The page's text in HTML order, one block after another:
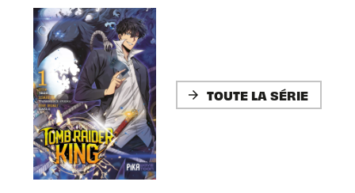
arrow_forward TOUTE LA SÉRIE